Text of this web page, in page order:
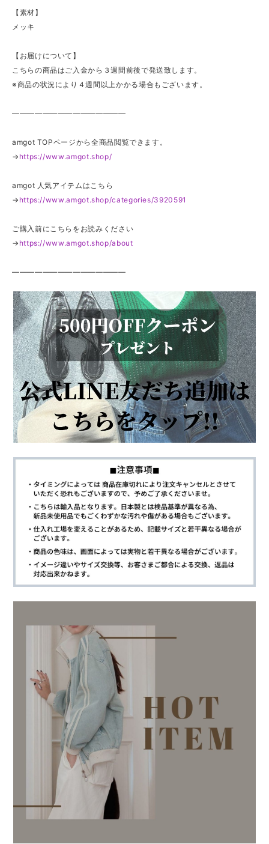
【素材】
メッキ
【お届けについて】
こちらの商品はご入金から３週間前後で発送致します。
※商品の状況により４週間以上かかる場合もございます。
———————————————
amgot TOPページから全商品閲覧できます。
→ https://www.amgot.shop/
amgot 人気アイテムはこちら
→ https://www.amgot.shop/categories/3920591
ご購入前にこちらをお読みください
→ https://www.amgot.shop/about
———————————————